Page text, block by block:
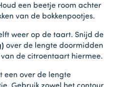
een beetje room achter
van de bokkenpootjes.
weer op de taart. Snijd de
over de lengte doormidden
de citroentaart hiermee.
een over de lengte